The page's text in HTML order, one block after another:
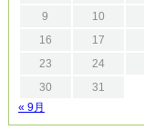
9
10
16
17
23
24
30
31
« 9月